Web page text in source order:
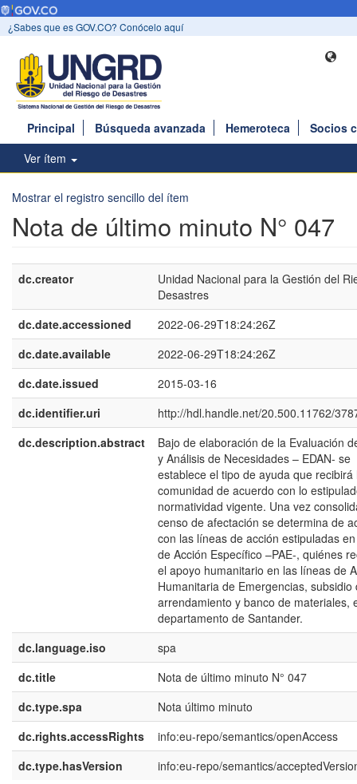
¿Sabes que es GOV.CO? Conócelo aquí
Principal Búsqueda avanzada Hemeroteca
Socios
Ver ítem
Mostrar el registro sencillo del ítem
Nota de último minuto N° 047
dc.creator
Unidad Nacional para la Gestión del
Desastres
dc.date.accessioned
2022-06-29T18:24:26Z
dc.date.available
2022-06-29T18:24:26Z
dc.date.issued
2015-03-16
dc.identifier.uri
http://hdl.handle.net/20.500.11762/
dc.description.abstract
Bajo de elaboración de la Evaluación
y Análisis de Necesidades – EDAN- se
establece el tipo de ayuda que recibirá
comunidad de acuerdo con lo
normatividad vigente. Una vez
censo de afectación se determina de
con las líneas de acción estipuladas
de Acción Específico –PAE-, quiénes
el apoyo humanitario en las líneas de
Humanitaria de Emergencias, subsidio
arrendamiento y banco de materiales,
departamento de Santander.
dc.language.iso
spa
dc.title
Nota de último minuto N° 047
dc.type.spa
Nota último minuto
dc.rights.accessRights
info:eu-repo/semantics/openAccess
dc.type.hasVersion
info:eu-repo/semantics/